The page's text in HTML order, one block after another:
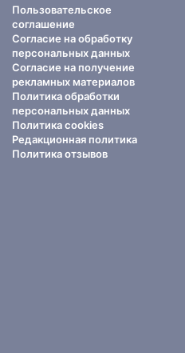
Пользовательское
соглашение
Согласие на обработку
персональных данных
Согласие на получение
рекламных материалов
Политика обработки
персональных данных
Политика cookies
Редакционная политика
Политика отзывов